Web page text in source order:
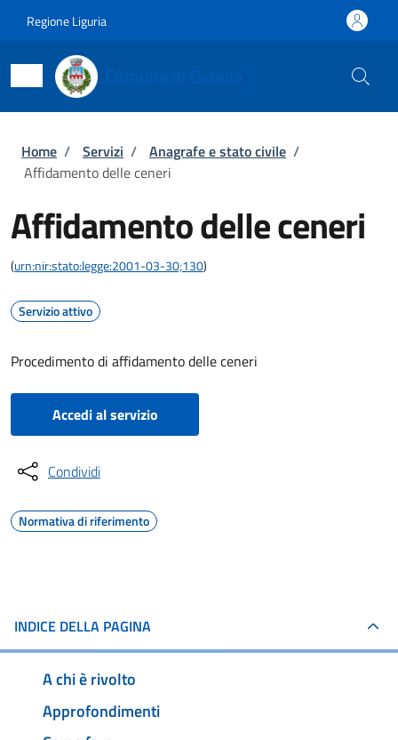
Regione Liguria
Briciole di pane
Home / Servizi / Anagrafe e stato civile /
Affidamento delle ceneri
Affidamento delle ceneri
(urn:nir:stato:legge:2001-03-30;130)
Servizio attivo
Procedimento di affidamento delle ceneri
Accedi al servizio
Condividi
Normativa di riferimento
INDICE DELLA PAGINA
A chi è rivolto
Approfondimenti